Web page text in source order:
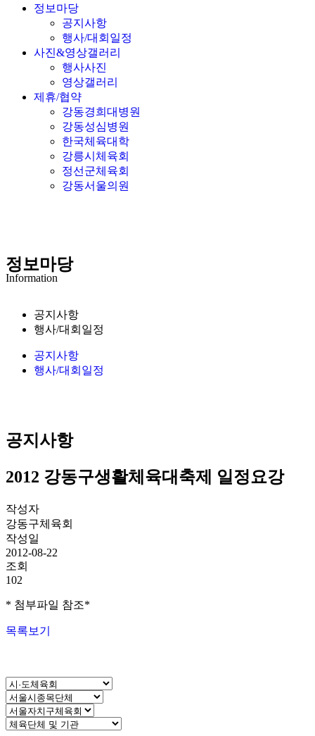
정보마당
공지사항
행사/대회일정
사진&영상갤러리
행사사진
영상갤러리
제휴/협약
강동경희대병원
강동성심병원
한국체육대학
강릉시체육회
정선군체육회
강동서울의원
정보마당
Information
공지사항
행사/대회일정
공지사항
행사/대회일정
공지사항
2012 강동구생활체육대축제 일정요강
작성자
강동구체육회
작성일
2012-08-22
조회
102
* 첨부파일 참조*
목록보기